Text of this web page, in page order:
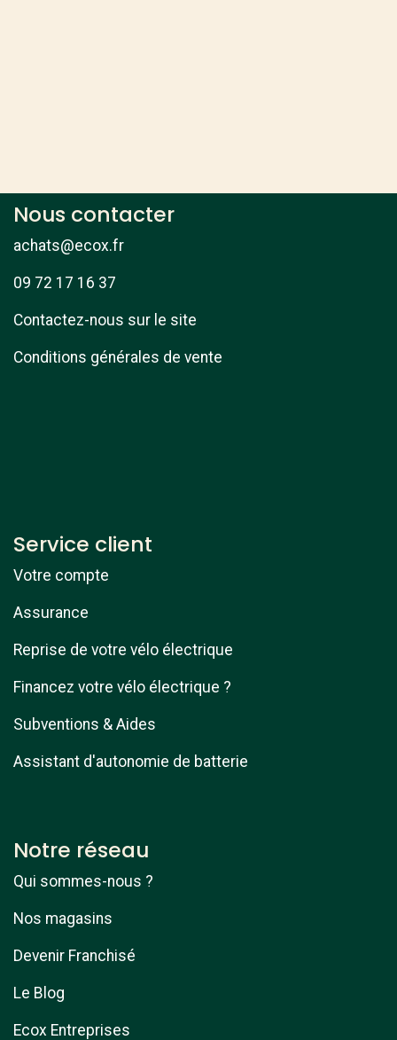
Nous contacter
achats@ecox.fr
09 72 17 16 37
Contactez-nous sur le site
Conditions générales de vente
Service client
Votre compte
Assurance
Reprise de votre vélo électrique
Financez votre vélo électrique ?
Subventions & Aides
Assistant d'autonomie de batterie
Notre réseau
Qui sommes-nous ?
Nos magasins
Devenir Franchisé
Le Blog
Ecox Entreprises